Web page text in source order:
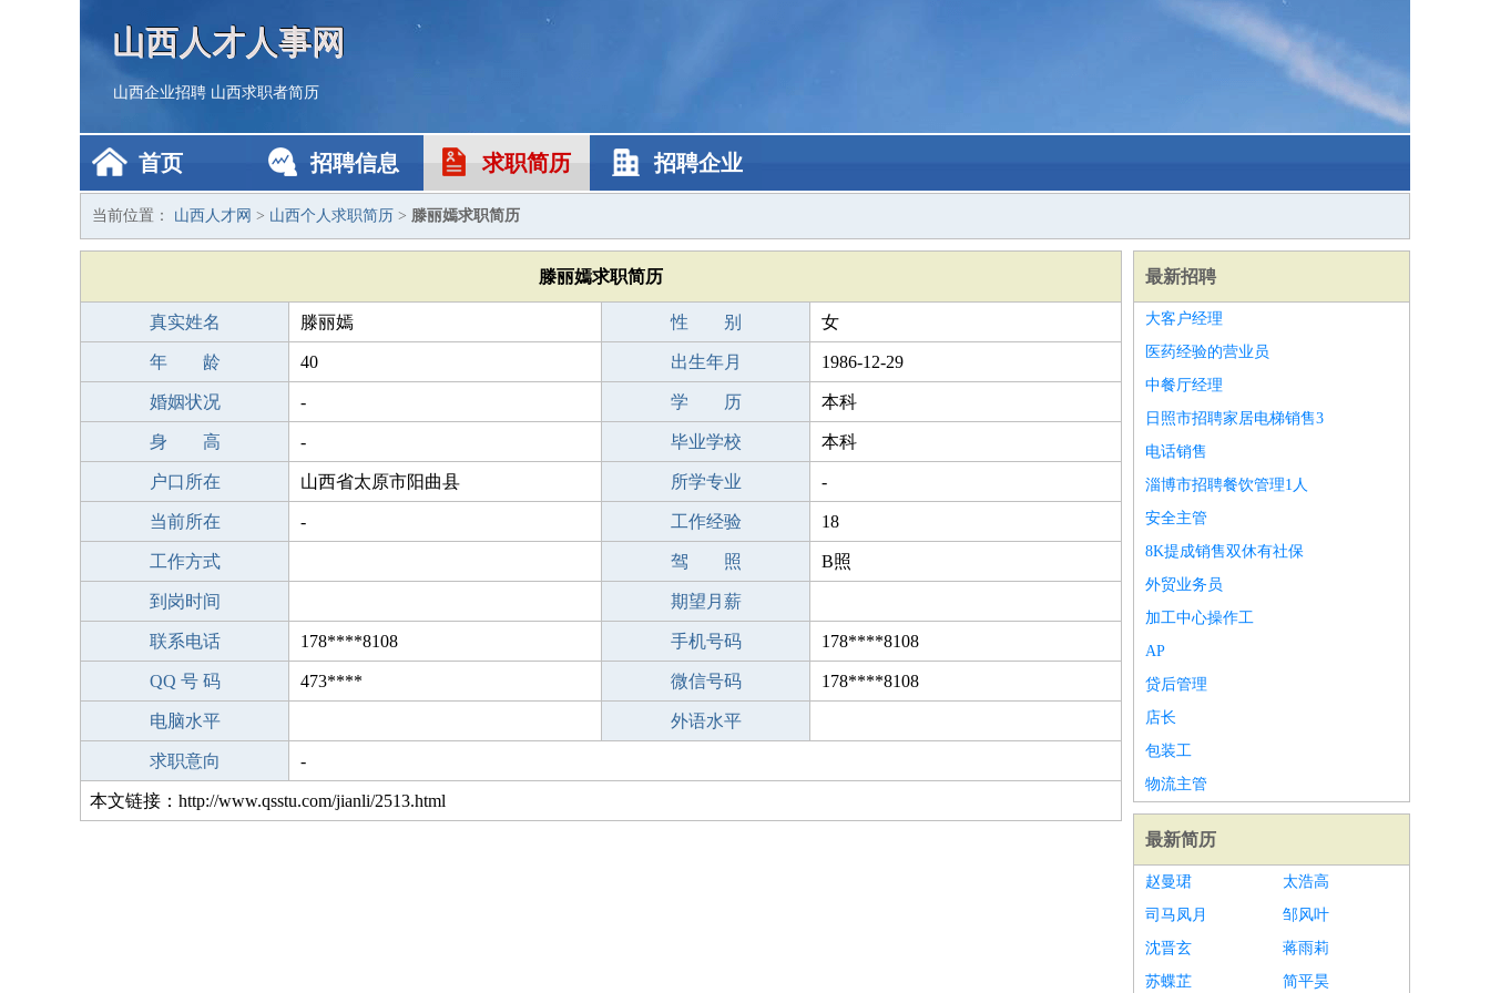
山西人才人事网
山西企业招聘 山西求职者简历
首页 招聘信息 求职简历 招聘企业
当前位置： 山西人才网 > 山西个人求职简历 > 滕丽嫣求职简历
滕丽嫣求职简历
真实姓名 滕丽嫣 性 别 女
年 龄 40 出生年月 1986-12-29
婚姻状况 - 学 历 本科
身 高 - 毕业学校 本科
户口所在 山西省太原市阳曲县 所学专业 -
当前所在 - 工作经验 18
工作方式 驾 照 B照
到岗时间 期望月薪
联系电话 178****8108 手机号码 178****8108
QQ 号 码 473**** 微信号码 178****8108
电脑水平 外语水平
求职意向 -
本文链接：http://www.qsstu.com/jianli/2513.html
最新招聘
大客户经理
医药经验的营业员
中餐厅经理
日照市招聘家居电梯销售3
电话销售
淄博市招聘餐饮管理1人
安全主管
8K提成销售双休有社保
外贸业务员
加工中心操作工
AP
贷后管理
店长
包装工
物流主管
最新简历
赵曼珺
太浩高
司马凤月
邹风叶
沈晋玄
蒋雨莉
苏蝶芷
简平昊